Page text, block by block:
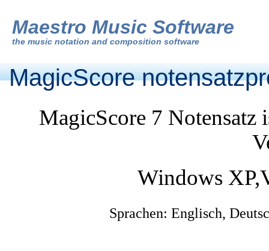
Maestro Music Software
the music notation and composition software
MagicScore
MagicScore 7
Windows
Sprachen: Englisch,